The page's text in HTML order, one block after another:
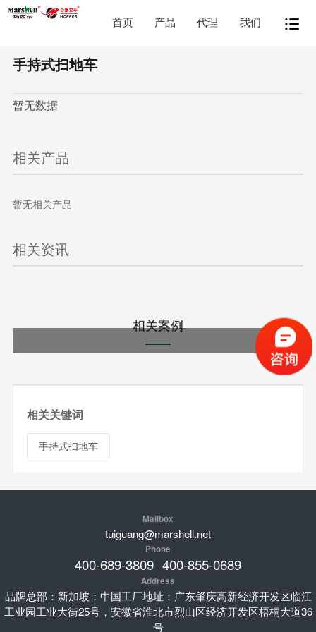
首页 产品 代理 我们
手持式扫地车
暂无数据
相关产品
暂无相关产品
相关资讯
相关案例
相关关键词
手持式扫地车
Mailbox
tuiguang@marshell.net
Phone
400-689-3809 400-855-0689
Address
品牌总部：新加坡；中国工厂地址：广东肇庆高新经济开发区临江
工业园工业大街25号，安徽省淮北市烈山区经济开发区梧桐大道36
号